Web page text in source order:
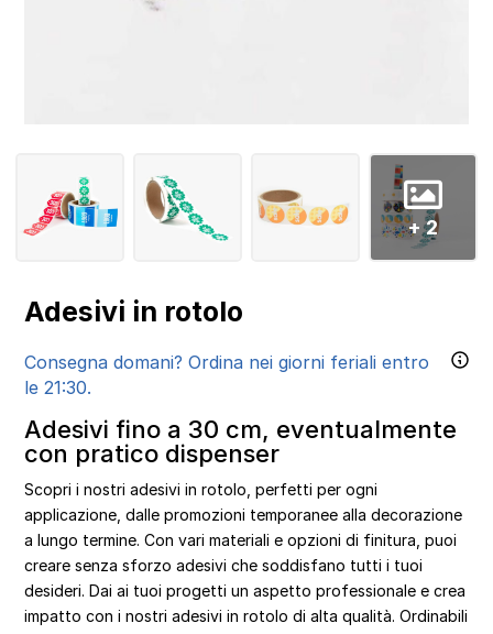
+ 2
Adesivi in rotolo
Consegna domani? Ordina nei giorni feriali entro
le 21:30.
Adesivi fino a 30 cm, eventualmente
con pratico dispenser
Scopri i nostri adesivi in rotolo, perfetti per ogni
applicazione, dalle promozioni temporanee alla decorazione
a lungo termine. Con vari materiali e opzioni di finitura, puoi
creare senza sforzo adesivi che soddisfano tutti i tuoi
desideri. Dai ai tuoi progetti un aspetto professionale e crea
impatto con i nostri adesivi in rotolo di alta qualità. Ordinabili